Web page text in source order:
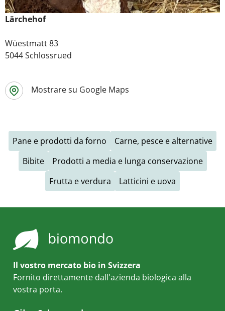
Lärchehof
Wüestmatt 83
5044 Schlossrued
Mostrare su Google Maps
Pane e prodotti da forno
Carne, pesce e alternative
Bibite
Prodotti a media e lunga conservazione
Frutta e verdura
Latticini e uova
Il vostro mercato bio in Svizzera
Fornito direttamente dall'azienda biologica alla
vostra porta.